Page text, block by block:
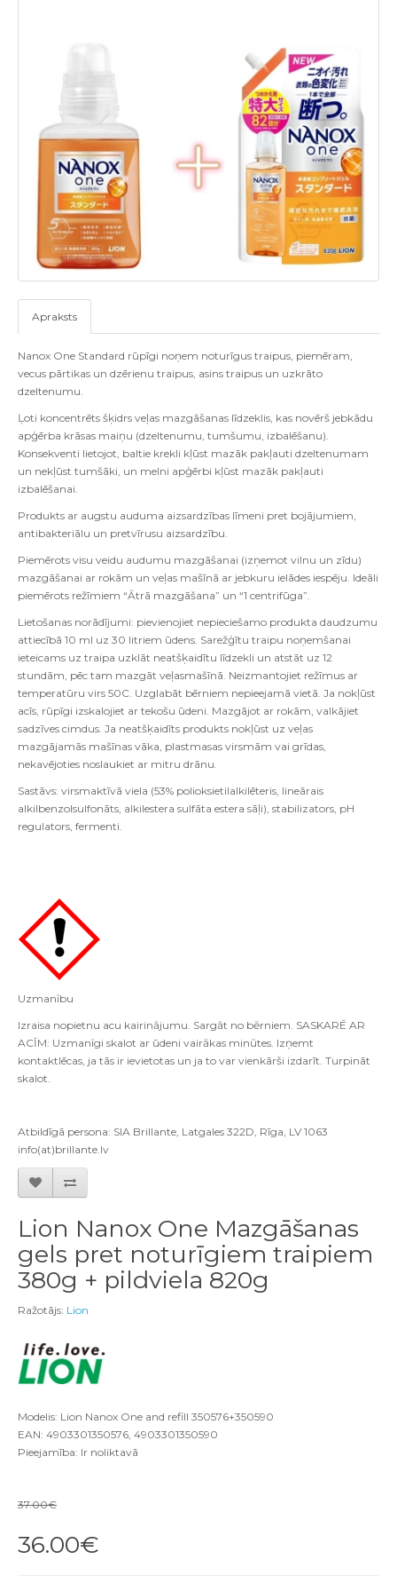
Apraksts
Nanox One Standard rūpīgi noņem noturīgus traipus, piemēram,
vecus pārtikas un dzērienu traipus, asins traipus un uzkrāto
dzeltenumu.
Ļoti koncentrēts šķidrs veļas mazgāšanas līdzeklis, kas novērš jebkādu
apģērba krāsas maiņu (dzeltenumu, tumšumu, izbalēšanu).
Konsekventi lietojot, baltie krekli kļūst mazāk pakļauti dzeltenumam
un nekļūst tumšāki, un melni apģērbi kļūst mazāk pakļauti
izbalēšanai.
Produkts ar augstu auduma aizsardzības līmeni pret bojājumiem,
antibakteriālu un pretvīrusu aizsardzību.
Piemērots visu veidu audumu mazgāšanai (izņemot vilnu un zīdu)
mazgāšanai ar rokām un veļas mašīnā ar jebkuru ielādes iespēju. Ideāli
piemērots režīmiem “Ātrā mazgāšana” un “1 centrifūga”.
Lietošanas norādījumi: pievienojiet nepieciešamo produkta daudzumu
attiecībā 10 ml uz 30 litriem ūdens. Sarežģītu traipu noņemšanai
ieteicams uz traipa uzklāt neatšķaidītu līdzekli un atstāt uz 12
stundām, pēc tam mazgāt veļasmašīnā. Neizmantojiet režīmus ar
temperatūru virs 50C. Uzglabāt bērniem nepieejamā vietā. Ja nokļūst
acīs, rūpīgi izskalojiet ar tekošu ūdeni. Mazgājot ar rokām, valkājiet
sadzīves cimdus. Ja neatšķaidīts produkts nokļūst uz veļas
mazgājamās mašīnas vāka, plastmasas virsmām vai grīdas,
nekavējoties noslaukiet ar mitru drānu.
Sastāvs: virsmaktīvā viela (53% polioksietilalkilēteris, lineārais
alkilbenzolsulfonāts, alkilestera sulfāta estera sāļi), stabilizators, pH
regulators, fermenti.
Uzmanību
Izraisa nopietnu acu kairinājumu. Sargāt no bērniem. SASKARĒ AR
ACĪM: Uzmanīgi skalot ar ūdeni vairākas minūtes. Izņemt
kontaktlēcas, ja tās ir ievietotas un ja to var vienkārši izdarīt. Turpināt
skalot.
Atbildīgā persona: SIA Brillante, Latgales 322D, Rīga, LV 1063
info(at)brillante.lv
Lion Nanox One Mazgāšanas
gels pret noturīgiem traipiem
380g + pildviela 820g
Ražotājs: Lion
Modelis: Lion Nanox One and refill 350576+350590
EAN: 4903301350576, 4903301350590
Pieejamība: Ir noliktavā
37.00€
36.00€